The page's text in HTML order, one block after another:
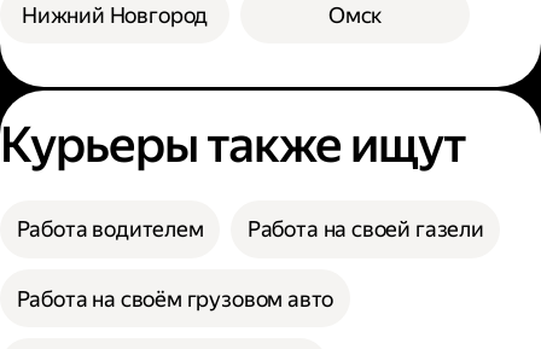
Нижний Новгород Омск
Курьеры также ищут
Работа водителем Работа на своей газели
Работа на своём грузовом авто